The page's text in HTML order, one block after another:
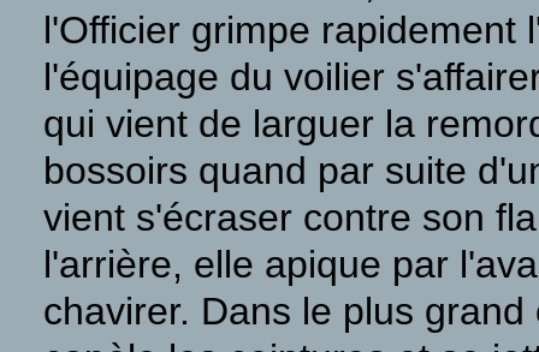
l'Officier grimpe rapidement
l'équipage du voilier
qui vient de larguer la
bossoirs quand par suite
vient s'écraser contre son
l'arrière, elle apique par
chavirer. Dans le plus